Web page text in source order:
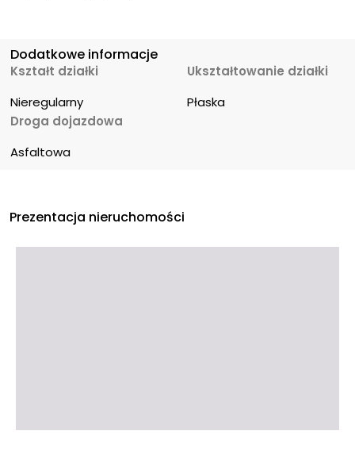
Dodatkowe informacje
Kształt działki
Nieregularny
Ukształtowanie działki
Płaska
Droga dojazdowa
Asfaltowa
Prezentacja nieruchomości